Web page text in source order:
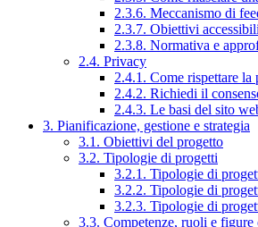
2.3.6. Meccanismo di
2.3.7. Obiettivi
2.3.8. Normativa e
2.4. Privacy
2.4.1. Come rispettare
2.4.2. Richiedi il
2.4.3. Le basi del sito
3. Pianificazione, gestione e strategia
3.1. Obiettivi del progetto
3.2. Tipologie di progetti
3.2.1. Tipologie di
3.2.2. Tipologie di
3.2.3. Tipologie di
3.3. Competenze, ruoli e